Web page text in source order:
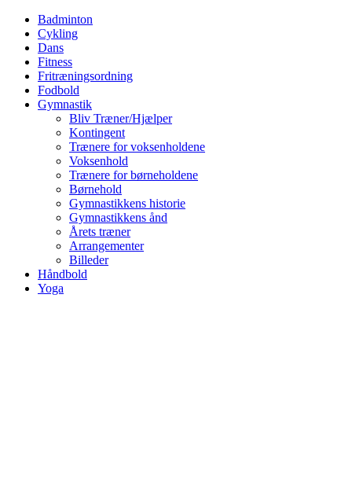
Badminton
Cykling
Dans
Fitness
Fritræningsordning
Fodbold
Gymnastik
Bliv Træner/Hjælper
Kontingent
Trænere for voksenholdene
Voksenhold
Trænere for børneholdene
Børnehold
Gymnastikkens historie
Gymnastikkens ånd
Årets træner
Arrangementer
Billeder
Håndbold
Yoga